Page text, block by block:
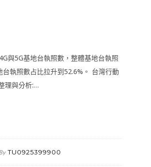
與5G基地台執照數，整體基地台執照
執照數占比拉升到52.6%。 台灣行動
理與分析:…
TU0925399900